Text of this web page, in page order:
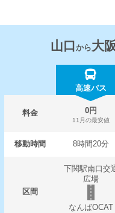
山口 から大阪
高速バス
料金 0円
11月の最安値
移動時間 8時間20分
区間
下関駅南口交
広場
なんばOCAT